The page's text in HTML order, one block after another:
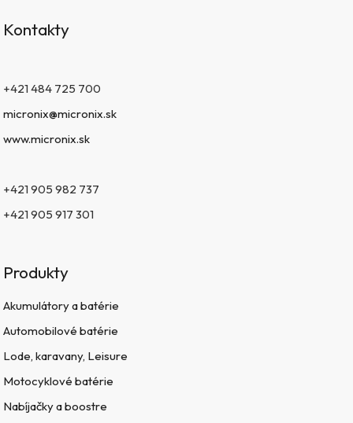
Kontakty
+421 484 725 700
micronix@micronix.sk
www.micronix.sk
+421 905 982 737
+421 905 917 301
Produkty
Akumulátory a batérie
Automobilové batérie
Lode, karavany, Leisure
Motocyklové batérie
Nabíjačky a boostre